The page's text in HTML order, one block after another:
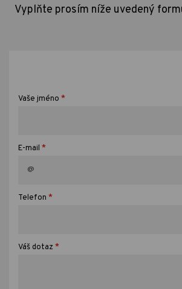
Vyplňte prosím níže uvedený
Vaše jméno *
E-mail *
Telefon *
Váš dotaz *